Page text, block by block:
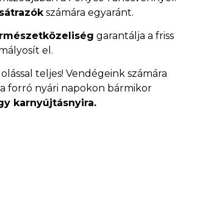
számára egyaránt.
garantálja a friss
el.
teljes! Vendégeink számára
forró nyári napokon bármikor
karnyújtásnyira.